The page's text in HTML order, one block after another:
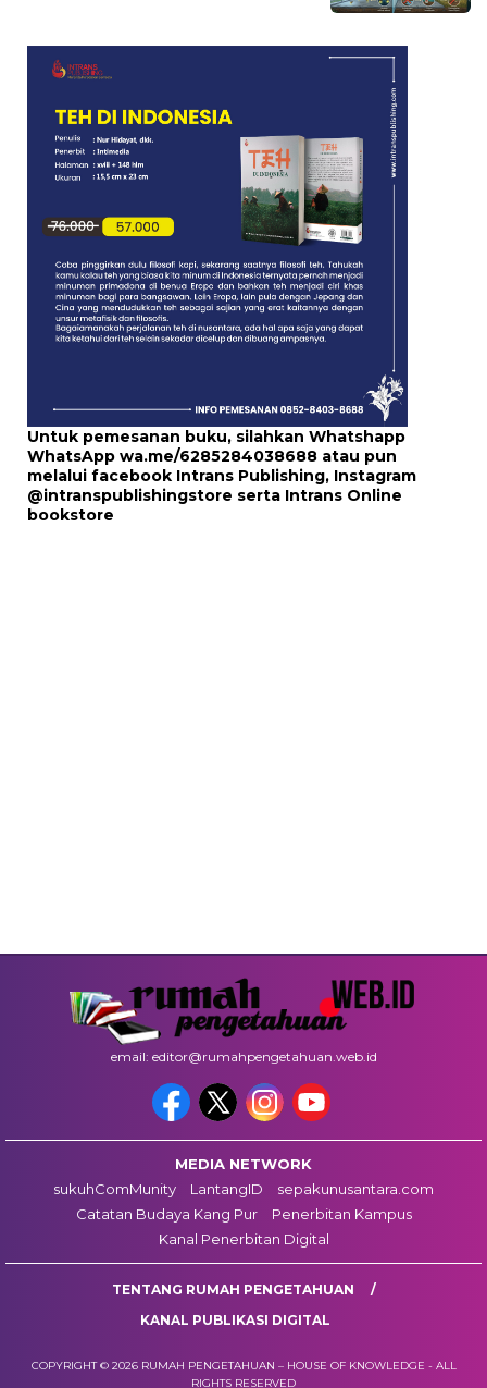
Untuk pemesanan buku, silahkan Whatshapp
WhatsApp wa.me/6285284038688 atau pun
melalui facebook Intrans Publishing, Instagram
@intranspublishingstore serta Intrans Online
bookstore
email: editor@rumahpengetahuan.web.id
MEDIA NETWORK
sukuhComMunity
LantangID
sepakunusantara.com
Catatan Budaya Kang Pur
Penerbitan Kampus
Kanal Penerbitan Digital
TENTANG RUMAH PENGETAHUAN
KANAL PUBLIKASI DIGITAL
COPYRIGHT © 2026 RUMAH PENGETAHUAN – HOUSE OF KNOWLEDGE - ALL
RIGHTS RESERVED